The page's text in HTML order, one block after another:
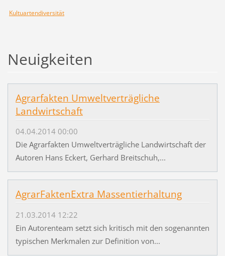
Kultuartendiversität
Neuigkeiten
Agrarfakten Umweltverträgliche
Landwirtschaft
04.04.2014 00:00
Die Agrarfakten Umweltverträgliche Landwirtschaft der
Autoren Hans Eckert, Gerhard Breitschuh,...
AgrarFaktenExtra Massentierhaltung
21.03.2014 12:22
Ein Autorenteam setzt sich kritisch mit den sogenannten
typischen Merkmalen zur Definition von...